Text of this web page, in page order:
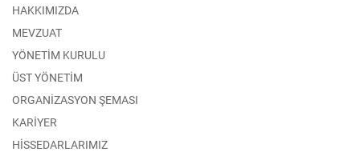
HAKKIMIZDA
MEVZUAT
YÖNETİM KURULU
ÜST YÖNETİM
ORGANİZASYON ŞEMASI
KARİYER
HİSSEDARLARIMIZ